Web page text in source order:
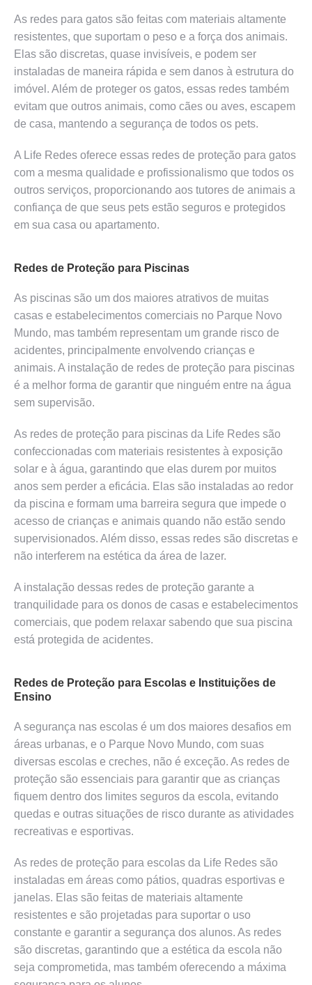
As redes para gatos são feitas com materiais altamente
resistentes, que suportam o peso e a força dos animais.
Elas são discretas, quase invisíveis, e podem ser
instaladas de maneira rápida e sem danos à estrutura do
imóvel. Além de proteger os gatos, essas redes também
evitam que outros animais, como cães ou aves, escapem
de casa, mantendo a segurança de todos os pets.
A Life Redes oferece essas redes de proteção para gatos
com a mesma qualidade e profissionalismo que todos os
outros serviços, proporcionando aos tutores de animais a
confiança de que seus pets estão seguros e protegidos
em sua casa ou apartamento.
Redes de Proteção para Piscinas
As piscinas são um dos maiores atrativos de muitas
casas e estabelecimentos comerciais no Parque Novo
Mundo, mas também representam um grande risco de
acidentes, principalmente envolvendo crianças e
animais. A instalação de redes de proteção para piscinas
é a melhor forma de garantir que ninguém entre na água
sem supervisão.
As redes de proteção para piscinas da Life Redes são
confeccionadas com materiais resistentes à exposição
solar e à água, garantindo que elas durem por muitos
anos sem perder a eficácia. Elas são instaladas ao redor
da piscina e formam uma barreira segura que impede o
acesso de crianças e animais quando não estão sendo
supervisionados. Além disso, essas redes são discretas e
não interferem na estética da área de lazer.
A instalação dessas redes de proteção garante a
tranquilidade para os donos de casas e estabelecimentos
comerciais, que podem relaxar sabendo que sua piscina
está protegida de acidentes.
Redes de Proteção para Escolas e Instituições de
Ensino
A segurança nas escolas é um dos maiores desafios em
áreas urbanas, e o Parque Novo Mundo, com suas
diversas escolas e creches, não é exceção. As redes de
proteção são essenciais para garantir que as crianças
fiquem dentro dos limites seguros da escola, evitando
quedas e outras situações de risco durante as atividades
recreativas e esportivas.
As redes de proteção para escolas da Life Redes são
instaladas em áreas como pátios, quadras esportivas e
janelas. Elas são feitas de materiais altamente
resistentes e são projetadas para suportar o uso
constante e garantir a segurança dos alunos. As redes
são discretas, garantindo que a estética da escola não
seja comprometida, mas também oferecendo a máxima